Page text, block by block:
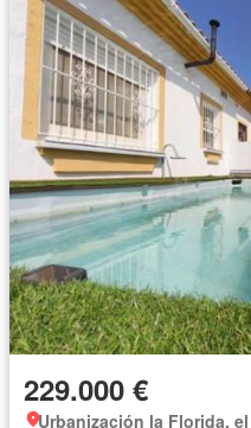
229.000 €
Urbanización la Florida,